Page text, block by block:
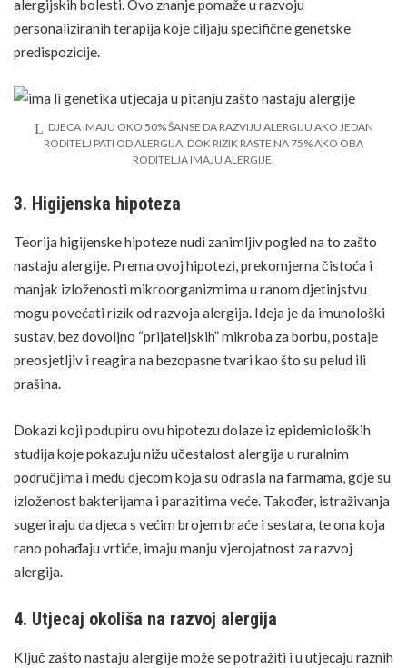
alergijskih bolesti. Ovo znanje pomaže u razvoju
personaliziranih terapija koje ciljaju specifične genetske
predispozicije.
DJECA IMAJU OKO 50% ŠANSE DA RAZVIJU ALERGIJU AKO JEDAN
RODITELJ PATI OD ALERGIJA, DOK RIZIK RASTE NA 75% AKO OBA
RODITELJA IMAJU ALERGIJE.
3. Higijenska hipoteza
Teorija higijenske hipoteze nudi zanimljiv pogled na to zašto
nastaju alergije. Prema ovoj hipotezi, prekomjerna čistoća i
manjak izloženosti mikroorganizmima u ranom djetinjstvu
mogu povećati rizik od razvoja alergija. Ideja je da imunološki
sustav, bez dovoljno “prijateljskih” mikroba za borbu, postaje
preosjetljiv i reagira na bezopasne tvari kao što su pelud ili
prašina.
Dokazi koji podupiru ovu hipotezu dolaze iz epidemioloških
studija koje pokazuju nižu učestalost alergija u ruralnim
područjima i među djecom koja su odrasla na farmama, gdje su
izloženost bakterijama i parazitima veće. Također, istraživanja
sugeriraju da djeca s većim brojem braće i sestara, te ona koja
rano pohađaju vrtiće, imaju manju vjerojatnost za razvoj
alergija.
4. Utjecaj okoliša na razvoj alergija
Ključ zašto nastaju alergije može se potražiti i u utjecaju raznih